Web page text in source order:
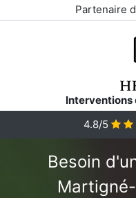
Partenaire
Interventions
4.8/5
Besoin